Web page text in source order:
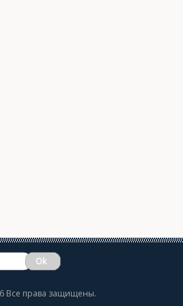
Все права защищены.